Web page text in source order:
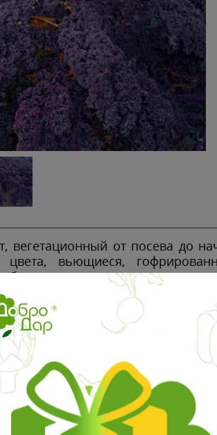
вегетационный от посева до
цвета, вьющиеся,
в свежем виде.
(Кале)"